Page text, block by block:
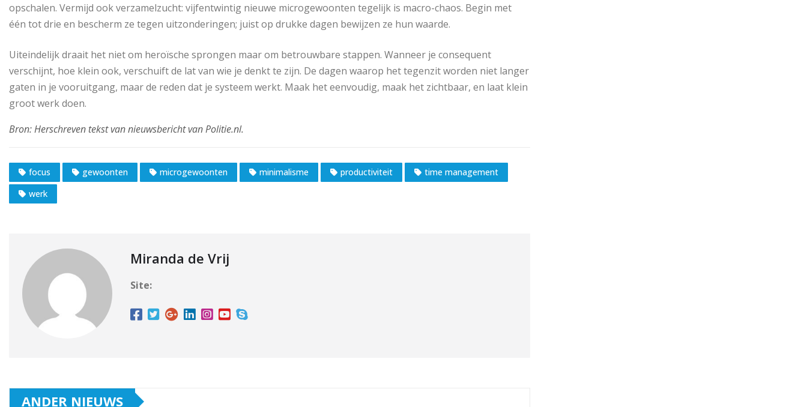
opschalen. Vermijd ook verzamelzucht: vijfentwintig nieuwe microgewoonten tegelijk is macro-chaos. Begin met
één tot drie en bescherm ze tegen uitzonderingen; juist op drukke dagen bewijzen ze hun waarde.
Uiteindelijk draait het niet om heroïsche sprongen maar om betrouwbare stappen. Wanneer je consequent
verschijnt, hoe klein ook, verschuift de lat van wie je denkt te zijn. De dagen waarop het tegenzit worden niet langer
gaten in je vooruitgang, maar de reden dat je systeem werkt. Maak het eenvoudig, maak het zichtbaar, en laat klein
groot werk doen.
focus gewoonten microgewoonten minimalisme productiviteit
time management
werk
Miranda de Vrij
Site:
ANDER NIEUWS